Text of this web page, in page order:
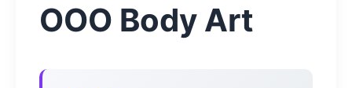
ООО Body Art